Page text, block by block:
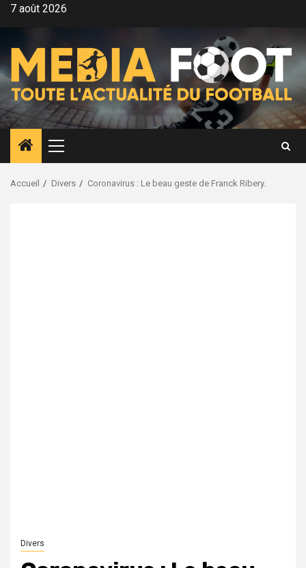
Aller7 août 2026
Menu
principal
Accueil Divers Coronavirus : Le beau geste de Franck Ribery.
Divers